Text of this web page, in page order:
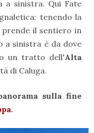
a sinistra. Qui Fate
tenendo la
prende il sentiero in
a sinistra è da dove
un tratto dell'Alta
di Caluga.
sulla fine
.